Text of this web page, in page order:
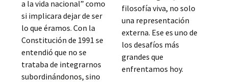
a la vida nacional” como
si implicara dejar de ser
lo que éramos. Con la
Constitución de 1991 se
entendió que no se
trataba de integrarnos
subordinándonos, sino
filosofía viva, no solo
una representación
externa. Ese es uno de
los desafíos más
grandes que
enfrentamos hoy.